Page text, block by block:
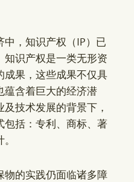
，知识产权（IP）已
知识产权是一类无形资
成果，这些成果不仅具
蕴含着巨大的经济潜
技术发展的背景下，
包括：专利、商标、著
物的实践仍面临诸多障